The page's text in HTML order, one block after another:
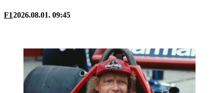
F12026.08.01. 09:45